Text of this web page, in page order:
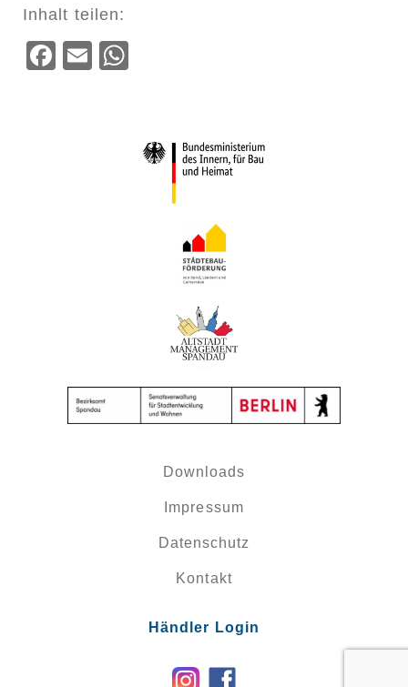
Inhalt teilen:
Facebook
Email
Downloads
Impressum
Datenschutz
Kontakt
Händler Login